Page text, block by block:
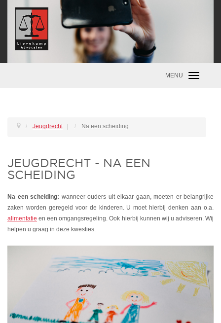
Toggle
MENU
Jeugdrecht Na een scheiding
JEUGDRECHT - NA EEN
SCHEIDING
Na een scheiding: wanneer ouders uit elkaar gaan, moeten er belangrijke
zaken worden geregeld voor de kinderen. U moet hierbij denken aan o.a.
alimentatie en een omgangsregeling. Ook hierbij kunnen wij u adviseren. Wij
helpen u graag in deze kwesties.